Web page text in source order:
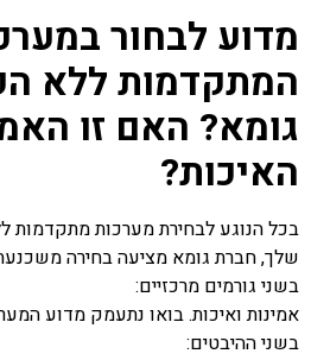
מדוע לבחור
המתקדמות ללא
גומא? האם זו
האיכות?
בכל הנוגע לבחירת מערכות
שלך, חברת גומא מציעה בחירה
בשני גורמים מרכזיים:
אמינות ואיכות. בואו נתעמק מדוע
בשני ההיבטים: